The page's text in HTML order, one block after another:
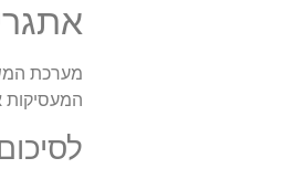
מערכת
המעסיקות